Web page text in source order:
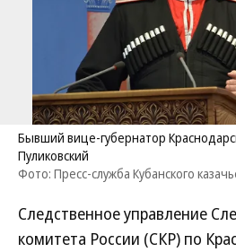
Бывший вице-губернатор
Пуликовский
Фото: Пресс-служба Кубанского
Следственное управление
комитета России (СКР) по